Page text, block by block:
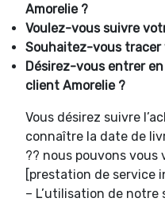
Amorelie ?
Voulez-vous suivre
Souhaitez-vous tracer
Désirez-vous entrer
client Amorelie ?
Vous désirez suivre
connaître la date de
?? nous pouvons vous
[prestation de service
– L’utilisation de notre